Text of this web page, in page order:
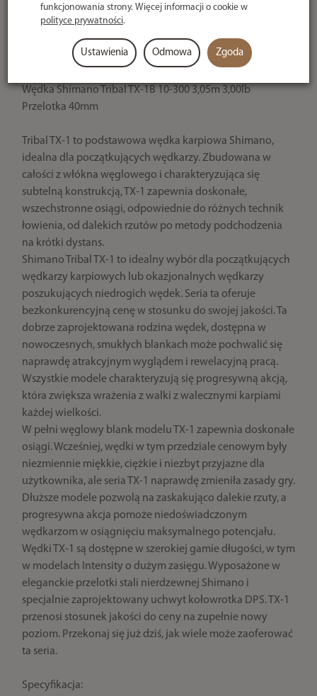
nawet w 24h
Wędka Shimano Tribal TX-1B 10-300 3,05m 3,00lb
Przelotka 40mm
Tribal TX-1 to podstawowa wędka karpiowa Shimano,
idealna dla początkujących wędkarzy. Zbudowana w
całości z włókna węglowego i charakteryzująca się
subtelną konstrukcją, TX-1 zapewnia doskonałe,
wszechstronne osiągi, odpowiednie do różnych technik
łowienia, od dalekich rzutów po metody podchodzenia
na krótki dystans.
Shimano Tribal TX-1 to idealny wybór dla początkujących
wędkarzy karpiowych lub okazjonalnych wędkarzy
poszukujących niedrogich wędek. Seria ta oferuje
bezkonkurencyjną cenę w stosunku do swojej jakości. Ta
dobrze zaprojektowana rodzina wędek, dostępna w
nowoczesnych, smukłych blankach może pochwalić się
naprawdę atrakcyjnym wyglądem i rewelacyjną pracą.
Wszystkie modele charakteryzują się progresywną akcją,
która zwiększa wrażenia z walki z walecznymi karpiami
każdej wielkości.
W pełni węglowy blank modelu TX-1 zapewnia doskonałe
osiągi. Wcześniej, wędki w tym przedziale cenowym były
niezmiennie miękkie, ciężkie i niezbyt przyjazne dla
użytkownika, ale seria TX-1 naprawdę zmieniła zasady gry.
Dłuższe modele pozwolą na zaskakująco dalekie rzuty, a
progresywna akcja pomoże niedoświadczonym
wędkarzom w osiągnięciu maksymalnego potencjału.
Wędki TX-1 są dostępne w szerokiej gamie długości, w tym
w modelach Intensity o dużym zasięgu. Wyposażone w
eleganckie przelotki stali nierdzewnej Shimano i
specjalnie zaprojektowany uchwyt kołowrotka DPS. TX-1
przenosi stosunek jakości do ceny na zupełnie nowy
poziom. Przekonaj się już dziś, jak wiele może zaoferować
ta seria.
Specyfikacja:
funkcjonowania strony. Więcej informacji o cookie w
polityce prywatności.
Ustawienia Odmowa Zgoda